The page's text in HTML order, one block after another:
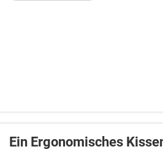
Ein Ergonomisches